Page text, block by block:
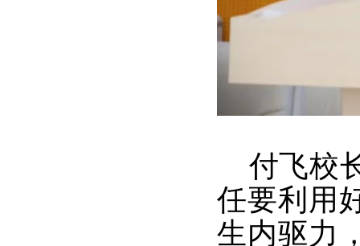
付飞校
任要利用
生内驱力